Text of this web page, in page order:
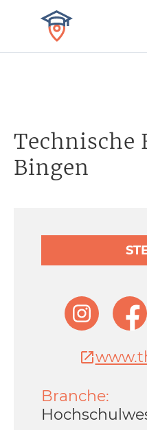
Technische
Bingen
Branche: